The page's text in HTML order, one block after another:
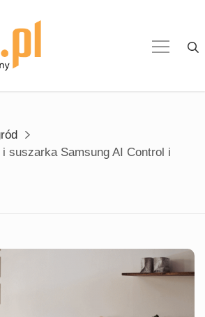
suszarka Samsung AI Control i